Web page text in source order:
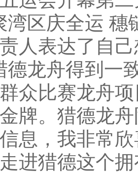
湾区庆全运
人表达了自
舟得到一致
众比赛龙舟
牌。猎德龙
息，我非常
猎德这个拥